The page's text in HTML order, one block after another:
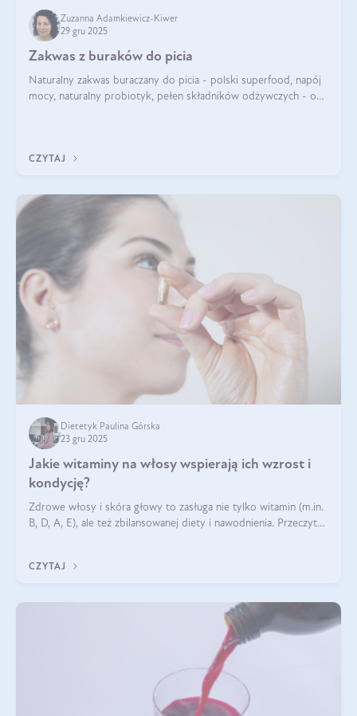
Zuzanna Adamkiewicz-Kiwer
29 gru 2025
Zakwas z buraków do picia
Naturalny zakwas buraczany do picia - polski superfood, napój
mocy, naturalny probiotyk, pełen składników odżywczych - o
CZYTAJ
Dietetyk Paulina Górska
23 gru 2025
Jakie witaminy na włosy wspierają ich wzrost i
kondycję?
Zdrowe włosy i skóra głowy to zasługa nie tylko witamin (m.in.
B, D, A, E), ale też zbilansowanej diety i nawodnienia. Przeczytaj
CZYTAJ